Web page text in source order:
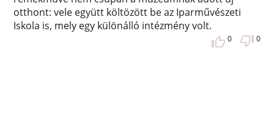
otthont: vele együtt költözött be az Iparművészeti
Iskola is, mely egy különálló intézmény volt.
0 0